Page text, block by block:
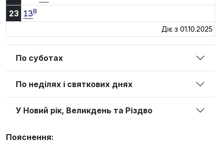
23 13B
Діє з 01.10.2025
По суботах
По неділях і святкових днях
У Новий рік, Великдень та Різдво
Пояснення: